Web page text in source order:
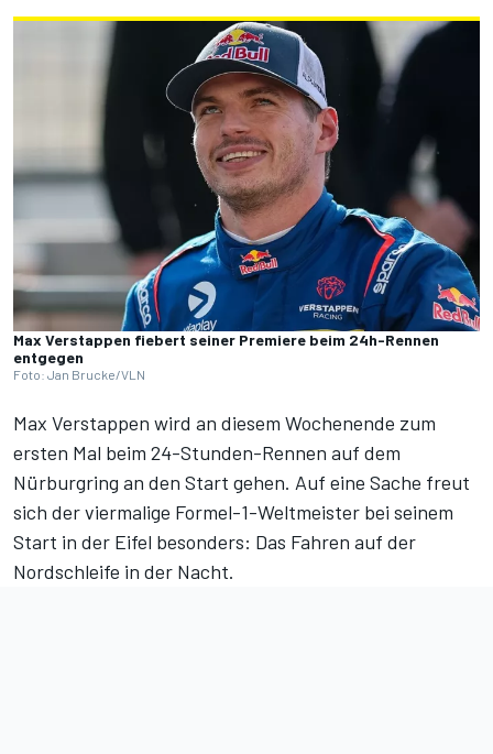
Max Verstappen fiebert seiner Premiere beim 24h-Rennen
entgegen
Foto: Jan Brucke/VLN
Max Verstappen wird an diesem Wochenende zum
ersten Mal beim 24-Stunden-Rennen auf dem
Nürburgring an den Start gehen. Auf eine Sache freut
sich der viermalige Formel-1-Weltmeister bei seinem
Start in der Eifel besonders: Das Fahren auf der
Nordschleife in der Nacht.